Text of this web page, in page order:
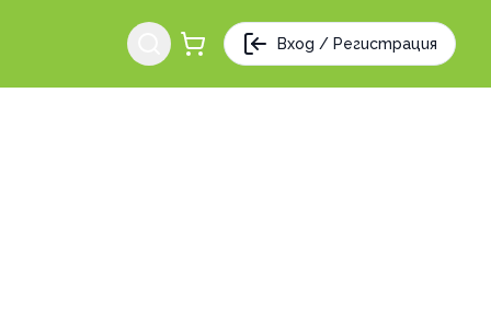
Вход / Регистрация